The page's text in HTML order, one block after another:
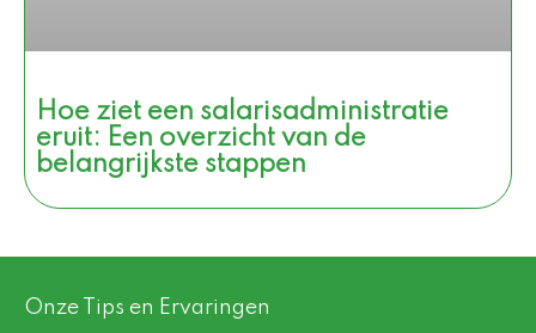
Hoe ziet een salarisadministratie
eruit: Een overzicht van de
belangrijkste stappen
Onze Tips en Ervaringen